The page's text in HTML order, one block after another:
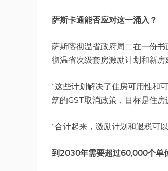
萨斯卡通能否应对这一涌入？
萨斯喀彻温省政府周二在一份
彻温省次级套房激励计划和新房
“这些计划解决了住房可用性和
筑的GST取消政策，目标是住房
“合计起来，激励计划和退税可
到2030年需要超过60,000个单